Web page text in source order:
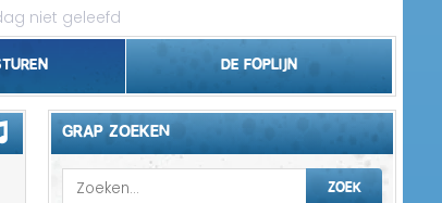
niet geleefd
De foplijn
Bel grappen
Topgrappen
GRAP ZOEKEN
ZOEK